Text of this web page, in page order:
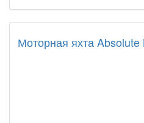
Моторная яхта Absolute